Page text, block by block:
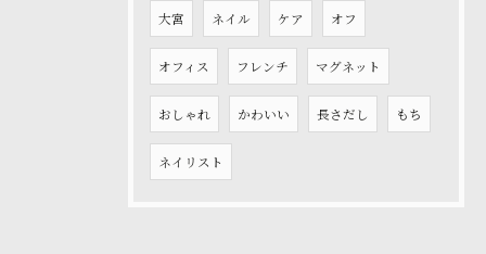
大宮 ネイル ケア オフ
オフィス フレンチ マグネット
おしゃれ かわいい 長さだし もち
ネイリスト